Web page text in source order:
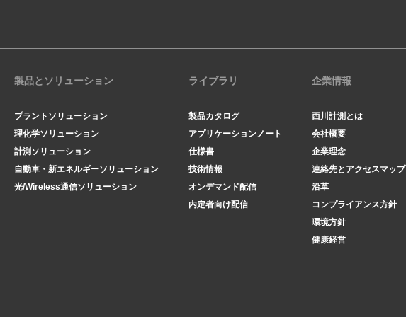
製品とソリューション
プラントソリューション
理化学ソリューション
計測ソリューション
自動車・新エネルギーソリューション
光/Wireless通信ソリューション
ライブラリ
製品カタログ
アプリケーションノート
仕様書
技術情報
オンデマンド配信
内定者向け配信
企業情報
西川計測とは
会社概要
企業理念
連絡先とアクセスマップ
沿革
コンプライアンス方針
環境方針
健康経営